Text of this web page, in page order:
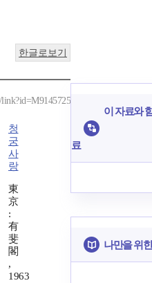
한글로보기
청
궁
사
랑
東
京
:
有
斐
閣
,
1963
이 자료와
료
나만을 위